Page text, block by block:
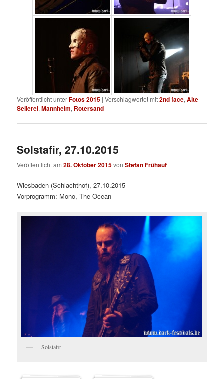
Veröffentlicht unterFotos 2015 |Verschlagwortet mit2nd face,Alte
Seilerei,Mannheim, Rotersand
Solstafir, 27.10.2015
Veröffentlicht am28. Oktober 2015vonStefan Frühauf
Wiesbaden (Schlachthof), 27.10.2015
Vorprogramm: Mono, The Ocean
Solstafir